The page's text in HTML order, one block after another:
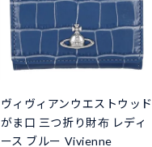
ヴィヴィアンウエストウッド
がま口 三つ折り財布 レディ
ース ブルー Vivienne